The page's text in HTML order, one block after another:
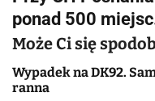
jest
g
a
c
ponad 500
Może Ci się
Wypadek na DK92.
ranna